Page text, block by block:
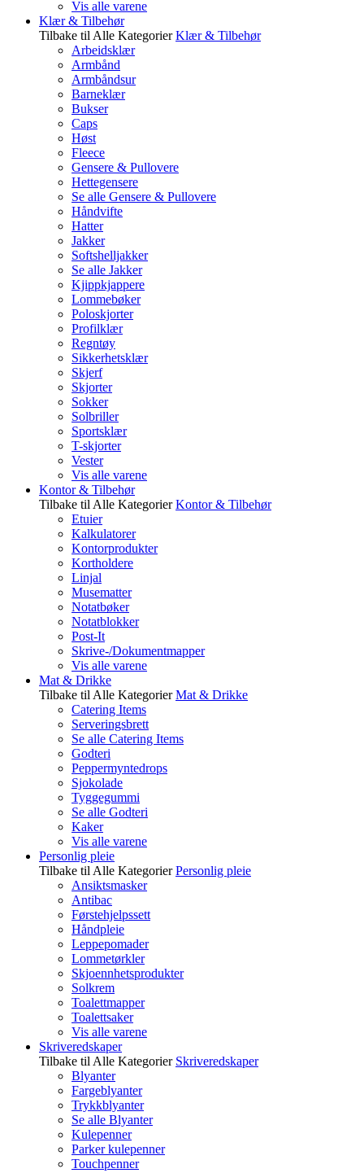
Vis alle varene
Klær & Tilbehør
Tilbake til Alle Kategorier Klær & Tilbehør
Arbeidsklær
Armbånd
Armbåndsur
Barneklær
Bukser
Caps
Høst
Fleece
Gensere & Pullovere
Hettegensere
Se alle Gensere & Pullovere
Håndvifte
Hatter
Jakker
Softshelljakker
Se alle Jakker
Kjippkjappere
Lommebøker
Poloskjorter
Profilklær
Regntøy
Sikkerhetsklær
Skjerf
Skjorter
Sokker
Solbriller
Sportsklær
T-skjorter
Vester
Vis alle varene
Kontor & Tilbehør
Tilbake til Alle Kategorier Kontor & Tilbehør
Etuier
Kalkulatorer
Kontorprodukter
Kortholdere
Linjal
Musematter
Notatbøker
Notatblokker
Post-It
Skrive-/Dokumentmapper
Vis alle varene
Mat & Drikke
Tilbake til Alle Kategorier Mat & Drikke
Catering Items
Serveringsbrett
Se alle Catering Items
Godteri
Peppermyntedrops
Sjokolade
Tyggegummi
Se alle Godteri
Kaker
Vis alle varene
Personlig pleie
Tilbake til Alle Kategorier Personlig pleie
Ansiktsmasker
Antibac
Førstehjelpssett
Håndpleie
Leppepomader
Lommetørkler
Skjoennhetsprodukter
Solkrem
Toalettmapper
Toalettsaker
Vis alle varene
Skriveredskaper
Tilbake til Alle Kategorier Skriveredskaper
Blyanter
Fargeblyanter
Trykkblyanter
Se alle Blyanter
Kulepenner
Parker kulepenner
Touchpenner